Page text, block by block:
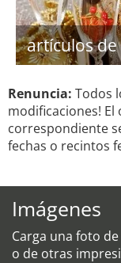
artículos
Renuncia: Todos
modificaciones!
correspondiente
fechas o recintos
Imágenes
Carga una foto
o de otras